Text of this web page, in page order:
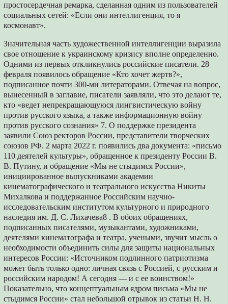
простосердечная ремарка, сделанная одним из пользователей
социальных сетей: «Если они интеллигенция, то я
космонавт».
Значительная часть художественной интеллигенции выразила
свое отношение к украинскому кризису вполне определенно.
Одними из первых откликнулись российские писатели. 28
февраля появилось обращение «Кто хочет жертв?»,
подписанное почти 300-ми литераторами. Отвечая на вопрос,
вынесенный в заглавие, писатели заявляли, что это делают те,
кто «ведет непрекращающуюся лингвистическую войну
против русского языка, а также информационную войну
против русского сознания» 7. О поддержке президента
заявили Союз ректоров России, представители творческих
союзов РФ. 2 марта 2022 г. появились два документа: «письмо
110 деятелей культуры», обращенное к президенту России В.
В. Путину, и обращение «Мы не стыдимся России»,
инициированное выпускниками академии
кинематографического и театрального искусства Никиты
Михалкова и поддержанное Российским научно-
исследовательским институтом культурного и природного
наследия им. Д. С. Лихачева8 . В обоих обращениях,
подписанных писателями, музыкантами, художниками,
деятелями кинематографа и театра, учеными, звучит мысль о
необходимости объединить силы для защиты национальных
интересов России: «Источником подлинного патриотизма
может быть только одно: личная связь с Россией, с русским и
российским народом! А сегодня — и с ее воинством!»
Показательно, что концептуальным ядром письма «Мы не
стыдимся России» стал небольшой отрывок из статьи Н. Н.